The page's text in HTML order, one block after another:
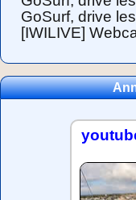
GoSurf, drive
[IWILIVE]